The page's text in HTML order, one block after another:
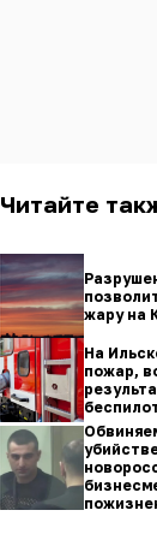
Читайте
жару на
На
пожар,